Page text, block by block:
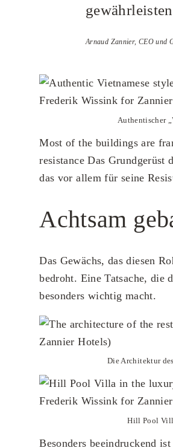
Arnaud Zannier, CEO und
Authentischer
Most of the buildings are
resistance Das Grundgerüst
das vor allem für seine
Achtsam
Das Gewächs, das diesen
bedroht. Eine Tatsache, die
besonders wichtig macht.
Die Architektur
Hill Pool
Besonders beeindruckend